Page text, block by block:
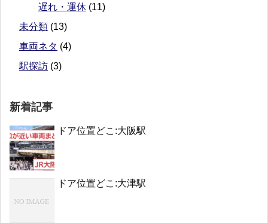
遅れ・運休 (11)
未分類 (13)
車両ネタ (4)
駅探訪 (3)
新着記事
ドア位置どこ:大阪駅
ドア位置どこ:大津駅